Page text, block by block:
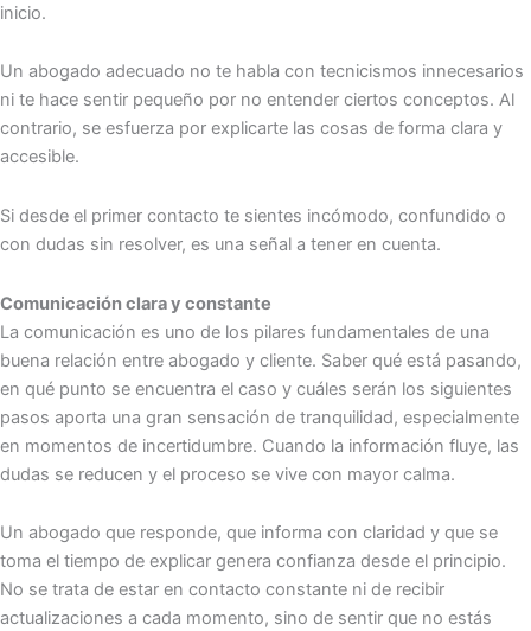
inicio.
Un abogado adecuado no te habla con tecnicismos innecesarios
ni te hace sentir pequeño por no entender ciertos conceptos. Al
contrario, se esfuerza por explicarte las cosas de forma clara y
accesible.
Si desde el primer contacto te sientes incómodo, confundido o
con dudas sin resolver, es una señal a tener en cuenta.
Comunicación clara y constante
La comunicación es uno de los pilares fundamentales de una
buena relación entre abogado y cliente. Saber qué está pasando,
en qué punto se encuentra el caso y cuáles serán los siguientes
pasos aporta una gran sensación de tranquilidad, especialmente
en momentos de incertidumbre. Cuando la información fluye, las
dudas se reducen y el proceso se vive con mayor calma.
Un abogado que responde, que informa con claridad y que se
toma el tiempo de explicar genera confianza desde el principio.
No se trata de estar en contacto constante ni de recibir
actualizaciones a cada momento, sino de sentir que no estás